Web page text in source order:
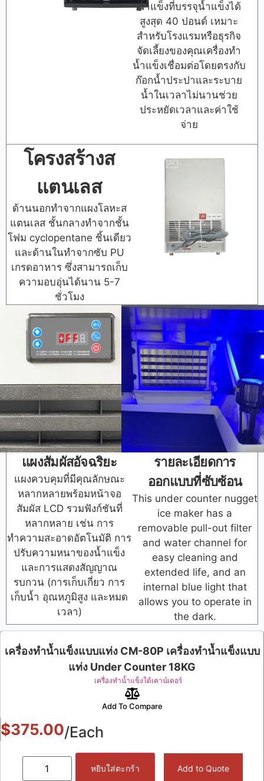
น้ำแข็งที่บรรจุน้ำแข็งได้
สูงสุด 40 ปอนด์ เหมาะ
สำหรับโรงแรมหรือธุรกิจ
จัดเลี้ยงของคุณเครื่องทำ
น้ำแข็งเชื่อมต่อโดยตรงกับ
ก๊อกน้ำประปาและระบาย
น้ำในเวลาไม่นานช่วย
ประหยัดเวลาและค่าใช้
จ่าย
โครงสร้างส
แตนเลส
ด้านนอกทำจากแผงโลหะส
แตนเลส ชั้นกลางทำจากชั้น
โฟม cyclopentane ชิ้นเดียว
และด้านในทำจากซับ PU
เกรดอาหาร ซึ่งสามารถเก็บ
ความอบอุ่นได้นาน 5-7
ชั่วโมง
แผงสัมผัสอัจฉริยะ
แผงควบคุมที่มีคุณลักษณะ
หลากหลายพร้อมหน้าจอ
สัมผัส LCD รวมฟังก์ชันที่
หลากหลาย เช่น การ
ทำความสะอาดอัตโนมัติ การ
ปรับความหนาของน้ำแข็ง
และการแสดงสัญญาณ
รบกวน (การเก็บเกี่ยว การ
เก็บน้ำ อุณหภูมิสูง และหมด
เวลา)
รายละเอียดการ
ออกแบบที่ซับซ้อน
This under counter nugget
ice maker has a
removable pull-out filter
and water channel for
easy cleaning and
extended life, and an
internal blue light that
allows you to operate in
the dark.
เครื่องทำน้ำแข็งแบบแท่ง CM-80P เครื่องทำน้ำแข็งแบบ
แท่ง Under Counter 18KG
เครื่องทำน้ำแข็งใต้เคาน์เตอร์
Add To Compare
$375.00/Each
หยิบใส่ตะกร้า Add to Quote